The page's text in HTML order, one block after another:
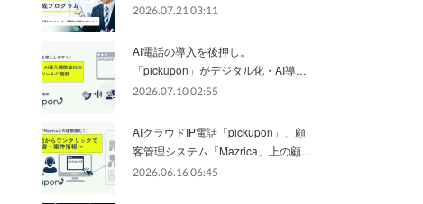
2026.07.21 03:11
AI電話の導入を後押し。
「pickupon」がデジタル化・AI導…
2026.07.10 02:55
AIクラウドIP電話「pickupon」、顧
客管理システム「Mazrica」上の顧…
2026.06.16 06:45